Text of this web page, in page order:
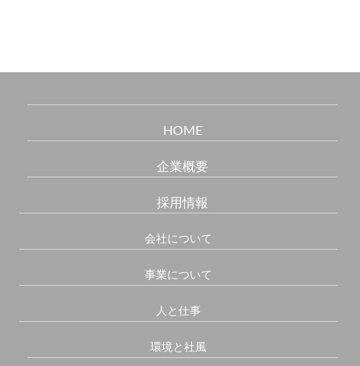
HOME
企業概要
採用情報
会社について
事業について
人と仕事
環境と社風